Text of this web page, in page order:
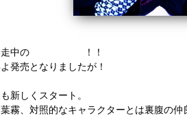
中の
！！
発売となりましたが！
新しくスタート。
霧、対照的なキャラクターとは裏腹の